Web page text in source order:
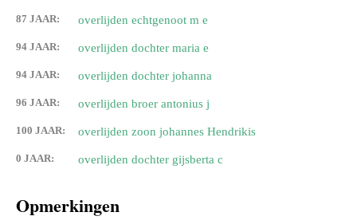
87 JAAR: overlijden echtgenoot m e
94 JAAR: overlijden dochter maria e
94 JAAR: overlijden dochter johanna
96 JAAR: overlijden broer antonius j
100 JAAR: overlijden zoon johannes Hendrikis
0 JAAR: overlijden dochter gijsberta c
Opmerkingen